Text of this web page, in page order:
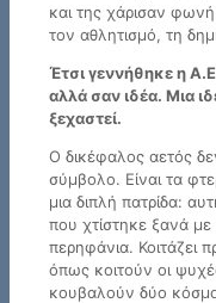
και της χάρισαν
τον αθλητισμό, τη
Έτσι γεννήθηκε η
αλλά σαν ιδέα. Μια
ξεχαστεί.
Ο δικέφαλος αετός
σύμβολο. Είναι τα
μια διπλή πατρίδα:
που χτίστηκε ξανά
περηφάνια. Κοιτάζει
όπως κοιτούν οι
κουβαλούν δύο